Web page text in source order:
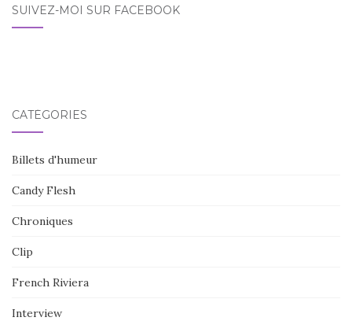
SUIVEZ-MOI SUR FACEBOOK
CATÉGORIES
Billets d'humeur
Candy Flesh
Chroniques
Clip
French Riviera
Interview